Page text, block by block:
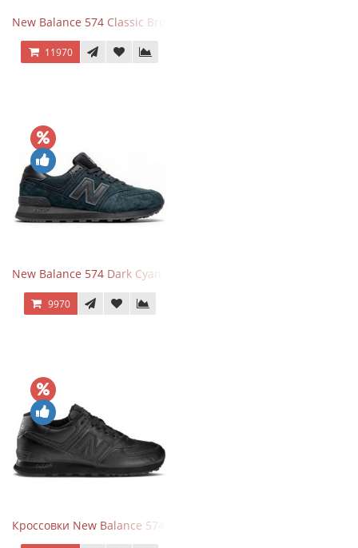
New Balance 574 Classic Brown White
11970
New Balance 574 Dark Cyan Black Suede
9970
Кроссовки New Balance 574 Triple Black Leather